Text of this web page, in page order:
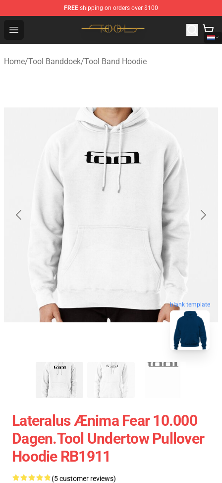
FREE shipping on orders over $100
Open menu
Tool Store - Official Tool Merchandise Shop
Home/Tool Banddoek/Tool Band Hoodie
blank template
Lateralus Ænima Fear 10.000
Dagen.tool Undertow Pullover
Hoodie RB1911
(5 customer reviews)